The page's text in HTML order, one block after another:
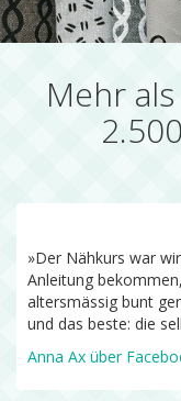
Mehr
»Der Nähkurs war
Anleitung
altersmässig bunt
und das beste: die
Anna Ax über